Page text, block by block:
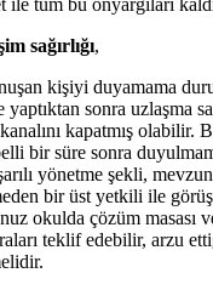
sağırlığı,
kişiyi duyamama
sonra uzlaşma
kapatmış olabilir.
bir süre sonra
yönetme şekli,
bir üst yetkili ile
okulda çözüm masası
teklif edebilir, arzu